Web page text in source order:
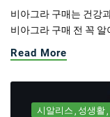
비아그라 구매는 건강
비아그라 구매 전 꼭
Read More
시알리스 성생활